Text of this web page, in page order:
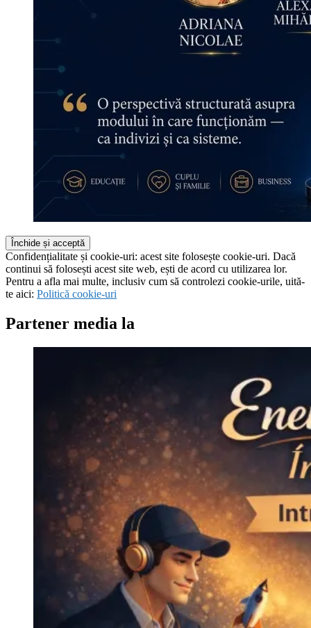
Confidențialitate și cookie-uri: acest site folosește cookie-uri. Dacă
continui să folosești acest site web, ești de acord cu utilizarea lor.
Pentru a afla mai multe, inclusiv cum să controlezi cookie-urile, uită-
te aici: Politică cookie-uri
Partener media la